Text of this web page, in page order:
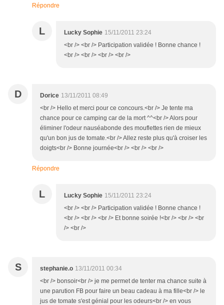
Répondre
L Lucky Sophie 15/11/2011 23:24
<br /> <br /> Participation validée ! Bonne chance !
<br /> <br /> <br /> <br />
D Dorice 13/11/2011 08:49
<br /> Hello et merci pour ce concours.<br /> Je tente ma
chance pour ce camping car de la mort ^^<br /> Alors pour
éliminer l'odeur nauséabonde des mouflettes rien de mieux
qu'un bon jus de tomate.<br /> Allez reste plus qu'à croiser les
doigts<br /> Bonne journée<br /> <br /> <br />
Répondre
L Lucky Sophie 15/11/2011 23:24
<br /> <br /> Participation validée ! Bonne chance !
<br /> <br /> <br /> Et bonne soirée !<br /> <br /> <br
/> <br />
S stephanie.o 13/11/2011 00:34
<br /> bonsoir<br /> je me permet de tenter ma chance suite à
une parution FB pour faire un beau cadeau à ma fille<br /> le
jus de tomate s'est génial pour les odeurs<br /> en vous